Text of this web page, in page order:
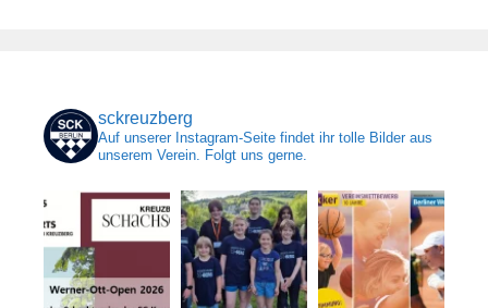
sckreuzberg
Auf unserer Instagram-Seite findet ihr tolle Bilder aus
unserem Verein. Folgt uns gerne.